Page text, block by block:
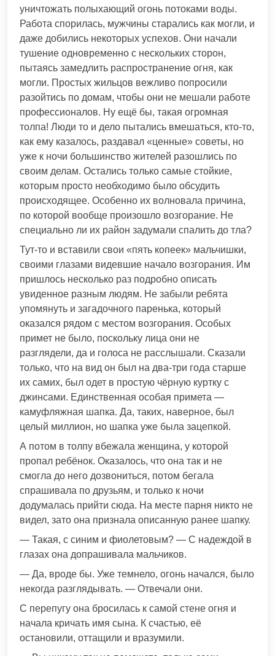
уничтожать полыхающий огонь потоками воды.
Работа спорилась, мужчины старались как могли, и
даже добились некоторых успехов. Они начали
тушение одновременно с нескольких сторон,
пытаясь замедлить распространение огня, как
могли. Простых жильцов вежливо попросили
разойтись по домам, чтобы они не мешали работе
профессионалов. Ну ещё бы, такая огромная
толпа! Люди то и дело пытались вмешаться, кто-то,
как ему казалось, раздавал «ценные» советы, но
уже к ночи большинство жителей разошлись по
своим делам. Остались только самые стойкие,
которым просто необходимо было обсудить
происходящее. Особенно их волновала причина,
по которой вообще произошло возгорание. Не
специально ли их район задумали спалить до тла?
Тут-то и вставили свои «пять копеек» мальчишки,
своими глазами видевшие начало возгорания. Им
пришлось несколько раз подробно описать
увиденное разным людям. Не забыли ребята
упомянуть и загадочного паренька, который
оказался рядом с местом возгорания. Особых
примет не было, поскольку лица они не
разглядели, да и голоса не расслышали. Сказали
только, что на вид он был на два-три года старше
их самих, был одет в простую чёрную куртку с
джинсами. Единственная особая примета —
камуфляжная шапка. Да, таких, наверное, был
целый миллион, но шапка уже была зацепкой.
А потом в толпу вбежала женщина, у которой
пропал ребёнок. Оказалось, что она так и не
смогла до него дозвониться, потом бегала
спрашивала по друзьям, и только к ночи
додумалась прийти сюда. На месте парня никто не
видел, зато она признала описанную ранее шапку.
— Такая, с синим и фиолетовым? — С надеждой в
глазах она допрашивала мальчиков.
— Да, вроде бы. Уже темнело, огонь начался, было
некогда разглядывать. — Отвечали они.
С перепугу она бросилась к самой стене огня и
начала кричать имя сына. К счастью, её
остановили, оттащили и вразумили.